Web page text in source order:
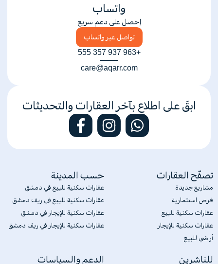
واتساب
إحصل على دعم سريع
تواصل عبر واتساب
+963 937 357 555
care@aqarr.com
ابقَ على اطلاع بآخر العقارات والتحديثات
تصفّح العقارات
مشاريع جديدة
فرص استثمارية
عقارات سكنية للبيع
عقارات سكنية للإيجار
أراضي للبيع
حسب المدينة
عقارات سكنية للبيع في دمشق
عقارات سكنية للبيع في ريف دمشق
عقارات سكنية للإيجار في دمشق
عقارات سكنية للإيجار في ريف دمشق
للناشرين الدعم والسياسات